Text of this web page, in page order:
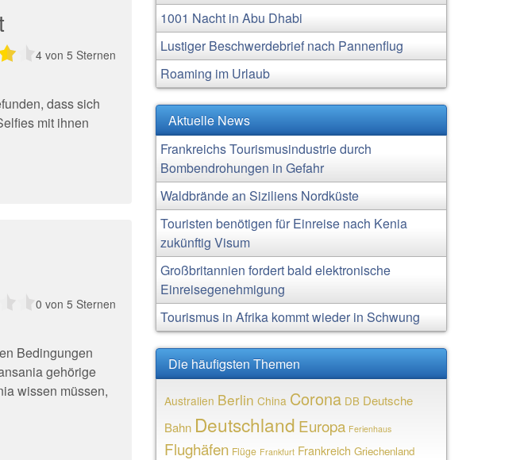
4 von 5 Sternen
dass sich
mit ihnen
0 von 5 Sternen
Bedingungen
gehörige
wissen müssen,
1001 Nacht in Abu Dhabi
Lustiger Beschwerdebrief nach Pannenflug
Roaming im Urlaub
Aktuelle News
Frankreichs Tourismusindustrie durch
Bombendrohungen in Gefahr
Waldbrände an Siziliens Nordküste
Touristen benötigen für Einreise nach Kenia
zukünftig Visum
Großbritannien fordert bald elektronische
Einreisegenehmigung
Tourismus in Afrika kommt wieder in Schwung
Die häufigsten Themen
Australien Berlin China Corona DB Deutsche
Bahn Deutschland Europa Ferienhaus
Flughäfen Flüge Frankfurt Frankreich Griechenland